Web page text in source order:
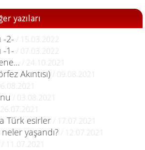
yazıları
-2- / 15.03.2022
-1- / 07.03.2022
/ 24.10.2021
Akıntısı)/ 09.08.2021
/ 03.08.2021
Türk esirler/ 17.07.2021
yaşandı? / 12.07.2021
/ 11.07.2021